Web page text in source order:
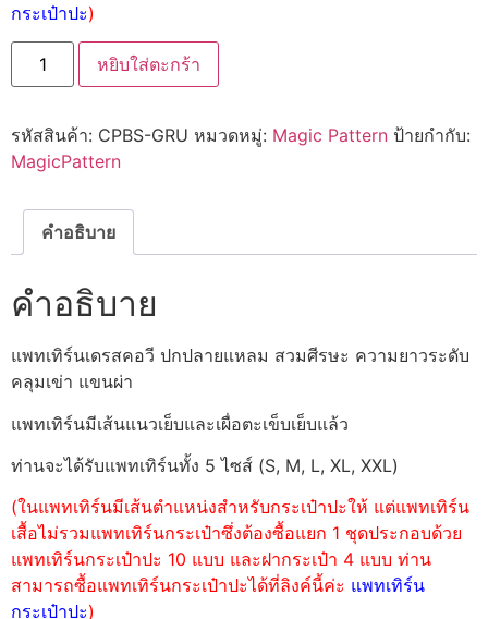
กระเป๋าปะ)
หยิบใส่ตะกร้า
รหัสสินค้า: CPBS-GRU หมวดหมู่: Magic Pattern ป้ายกำกับ:
MagicPattern
คำอธิบาย
คำอธิบาย
แพทเทิร์นเดรสคอวี ปกปลายแหลม สวมศีรษะ ความยาวระดับ
คลุมเข่า แขนผ่า
แพทเทิร์นมีเส้นแนวเย็บและเผื่อตะเข็บเย็บแล้ว
ท่านจะได้รับแพทเทิร์นทั้ง 5 ไซส์ (S, M, L, XL, XXL)
(ในแพทเทิร์นมีเส้นตำแหน่งสำหรับกระเป๋าปะให้ แต่แพทเทิร์น
เสื้อไม่รวมแพทเทิร์นกระเป๋าซึ่งต้องซื้อแยก 1 ชุดประกอบด้วย
แพทเทิร์นกระเป๋าปะ 10 แบบ และฝากระเป๋า 4 แบบ ท่าน
สามารถซื้อแพทเทิร์นกระเป๋าปะได้ที่ลิงค์นี้ค่ะ แพทเทิร์น
กระเป๋าปะ)